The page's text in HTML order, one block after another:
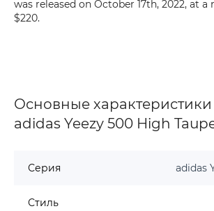
was released on October 17th, 2022, at
$220.
Основные
adidas Yeezy 500 High
Серия adidas
Стиль